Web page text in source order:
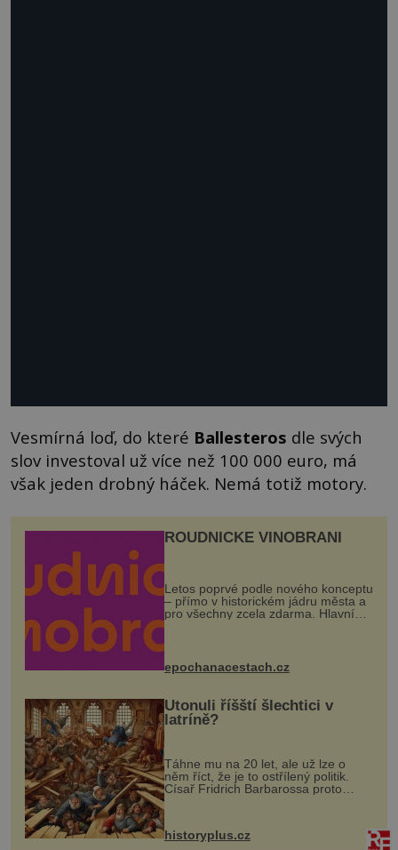
Vesmírná loď, do které Ballesteros dle svých
slov investoval už více než 100 000 euro, má
však jeden drobný háček. Nemá totiž motory.
ROUDNICKÉ VINOBRANÍ
Letos poprvé podle nového konceptu
– přímo v historickém jádru města a
pro všechny zcela zdarma. Hlavní
program se odehraje na Karlově a
mohou těšit na víno, burčák, pes...
epochanacestach.cz
Utonuli říšští šlechtici v
latríně?
Táhne mu na 20 let, ale už lze o
něm říct, že je to ostřílený politik.
Císař Fridrich Barbarossa proto
posílá svého syna a dědice Jindřicha
VI. do Erfurtu, aby se stal
prostředníkem při řešení sporu m...
historyplus.cz